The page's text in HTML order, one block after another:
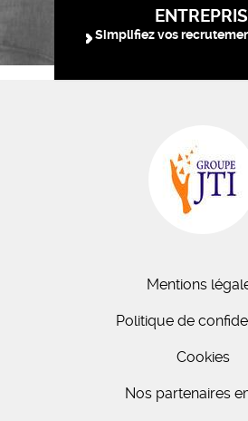
Simplifiez vos
Mentions
Politique de
Cookies
Nos partenaires